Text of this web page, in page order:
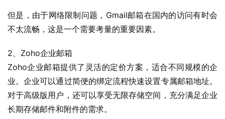
但是，由于网络限制问题，Gmail邮箱在国内的访问有时会
不太流畅，这是一个需要考量的重要因素。
2、Zoho企业邮箱
Zoho企业邮箱提供了灵活的定价方案，适合不同规模的企
业。企业可以通过简便的绑定流程快速设置专属邮箱地址。
对于高级版用户，还可以享受无限存储空间，充分满足企业
长期存储邮件和附件的需求。